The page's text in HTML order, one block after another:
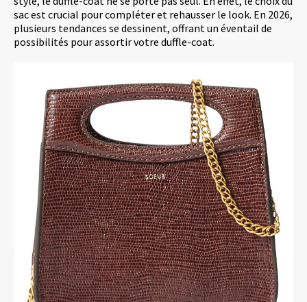
sac est crucial pour compléter et rehausser le look. En 2026,
plusieurs tendances se dessinent, offrant un éventail de
possibilités pour assortir votre duffle-coat.